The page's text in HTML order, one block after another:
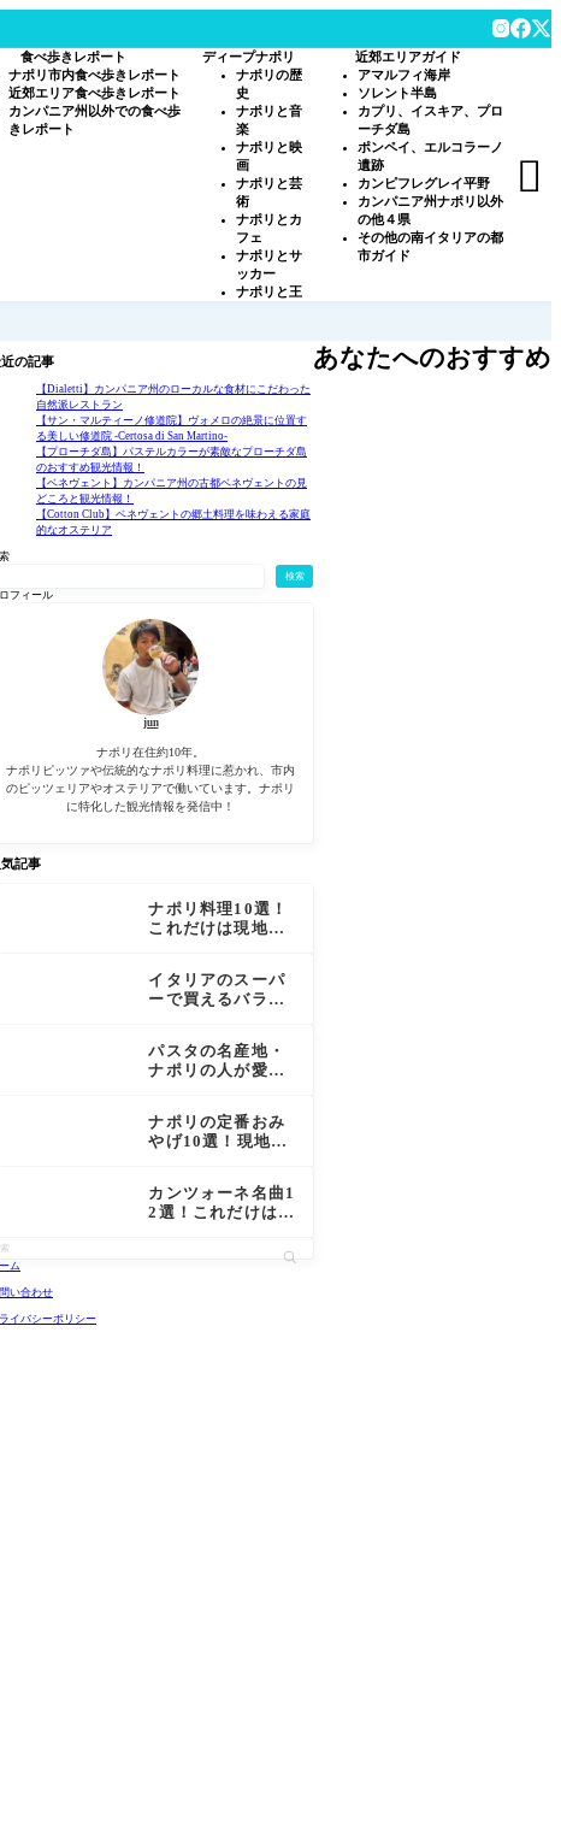
食べ歩きレポート
ナポリ市内食べ歩きレポート
近郊エリア食べ歩きレポート
カンパニア州以外での食べ歩
きレポート
ディープナポリ
ナポリの歴
史
ナポリと音
楽
ナポリと映
画
ナポリと芸
術
ナポリとカ
フェ
ナポリとサ
ッカー
ナポリと王
近郊エリアガイド
アマルフィ海岸
ソレント半島
カプリ、イスキア、プロ
ーチダ島
ポンペイ、エルコラーノ
遺跡
カンピフレグレイ平野
カンパニア州ナポリ以外
の他４県
その他の南イタリアの都
市ガイド

の記事
【Dialetti】カンパニア州のローカルな食材にこだわった
自然派レストラン
【サン・マルティーノ修道院】ヴォメロの絶景に位置す
る美しい修道院 -Certosa di San Martino-
【プローチダ島】パステルカラーが素敵なプローチダ島
のおすすめ観光情報！
【ベネヴェント】カンパニア州の古都ベネヴェントの見
どころと観光情報！
【Cotton Club】ベネヴェントの郷土料理を味わえる家庭
的なオステリア
検索
フィール
jun
ナポリ在住約10年。
ナポリピッツァや伝統的なナポリ料理に惹かれ、市内
のピッツェリアやオステリアで働いています。ナポリ
に特化した観光情報を発信中！
気記事
ナポリ料理10選！
これだけは現地で
イタリアのスーパ
ーで買えるバラマ
パスタの名産地・
ナポリの人が愛す
ナポリの定番おみ
やげ10選！現地で
介！
カンツォーネ名曲1
2選！これだけは知
リの有名なカンツ
ム
い合わせ
イバシーポリシー
あなたへのおすすめ